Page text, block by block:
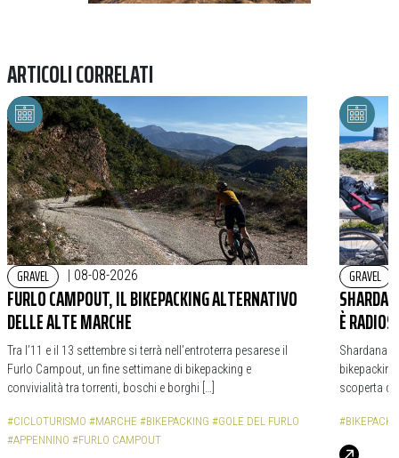
ARTICOLI CORRELATI
GRAVEL | 08-08-2026
FURLO CAMPOUT, IL BIKEPACKING ALTERNATIVO
DELLE ALTE MARCHE
Tra l’11 e il 13 settembre si terrà nell’entroterra pesarese il
Furlo Campout, un fine settimane di bikepacking e
convivialità tra torrenti, boschi e borghi […]
#CICLOTURISMO #MARCHE #BIKEPACKING #GOLE DEL FURLO
#APPENNINO #FURLO CAMPOUT
GRAVEL
È
Shardana
scoperta